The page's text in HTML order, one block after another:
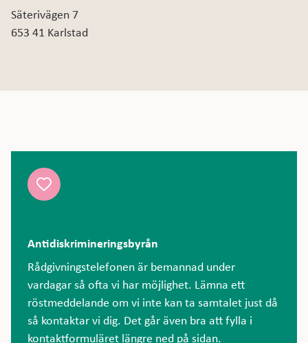
Säterivägen 7
653 41 Karlstad
Antidiskrimineringsbyrån
Rådgivningstelefonen är bemannad under
vardagar så ofta vi har möjlighet. Lämna ett
röstmeddelande om vi inte kan ta samtalet just då
så kontaktar vi dig. Det går även bra att fylla i
kontaktformuläret längre ned på sidan.